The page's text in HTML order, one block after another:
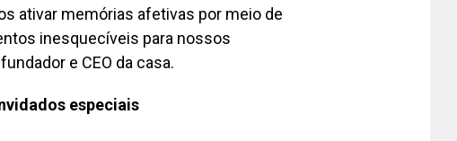
ativar memórias afetivas por meio de
inesquecíveis para nossos
e CEO da casa.
especiais